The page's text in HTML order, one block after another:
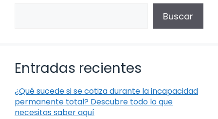
Buscar
Entradas recientes
¿Qué sucede si se cotiza durante la incapacidad
permanente total? Descubre todo lo que
necesitas saber aquí